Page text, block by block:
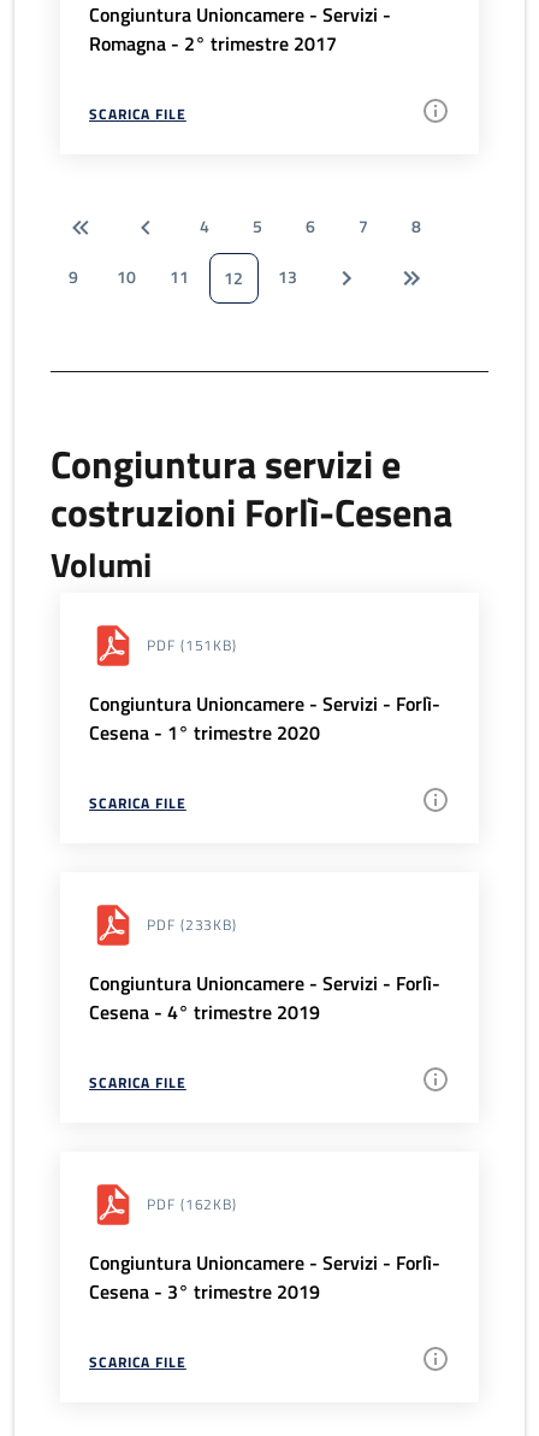
Congiuntura Unioncamere - Servizi -
Romagna - 2° trimestre 2017
SCARICA FILE
4 5 6 7
8
9
10 11 12 13
Congiuntura servizi e
costruzioni Forlì-Cesena
Volumi
PDF (151KB)
Congiuntura Unioncamere - Servizi - Forlì-
Cesena - 1° trimestre 2020
SCARICA FILE
PDF (233KB)
Congiuntura Unioncamere - Servizi - Forlì-
Cesena - 4° trimestre 2019
SCARICA FILE
PDF (162KB)
Congiuntura Unioncamere - Servizi - Forlì-
Cesena - 3° trimestre 2019
SCARICA FILE